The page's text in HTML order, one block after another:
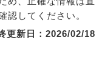
認してください。
更新日：2026/02/18